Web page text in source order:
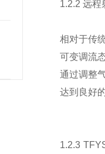
1.2.2 远
相对于传
可变调流
通过调整
达到良好
1.2.3